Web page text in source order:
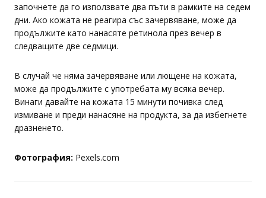
започнете да го използвате два пъти в рамките на седем
дни. Ако кожата не реагира със зачервяване, може да
продължите като нанасяте ретинола през вечер в
следващите две седмици.
В случай че няма зачервяване или лющене на кожата,
може да продължите с употребата му всяка вечер.
Винаги давайте на кожата 15 минути почивка след
измиване и преди нанасяне на продукта, за да избегнете
дразненето.
Фотография: Pexels.com